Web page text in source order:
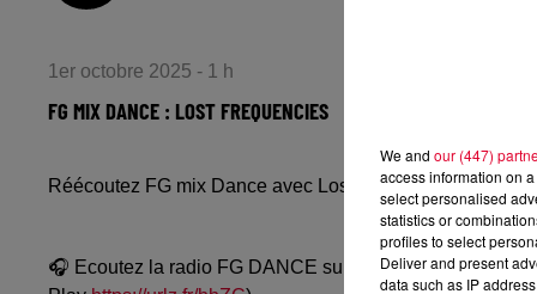
1er octobre 2025 - 1 h
FG MIX DANCE : LOST FREQUENCIES
Réécoutez FG mix Dance avec Lost Frequencies du
🎧 Ecoutez la radio FG DANCE sur
www.radiofg.com/fg-
We and our (447)
access information on
select personalised
statistics or
profiles to select
Deliver and present
data such as IP